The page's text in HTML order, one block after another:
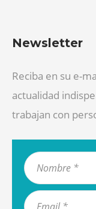
Newsletter
Reciba en su e-
actualidad
trabajan con